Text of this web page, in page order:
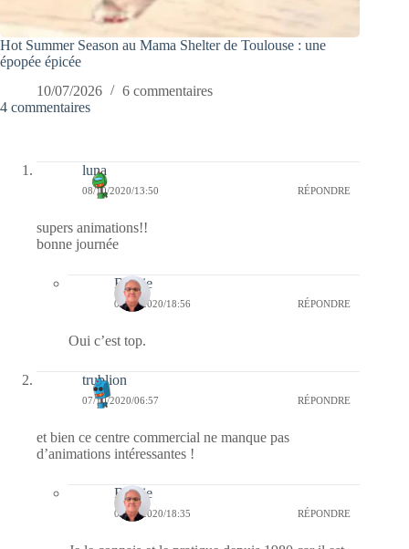
Hot Summer Season au Mama Shelter de Toulouse : une
épopée épicée
10/07/2026
6 commentaires
4 commentaires
luna
08/10/2020/13:50 RÉPONDRE
supers animations!!
bonne journée
Bernie
08/10/2020/18:56 RÉPONDRE
Oui c’est top.
trublion
07/10/2020/06:57 RÉPONDRE
et bien ce centre commercial ne manque pas
d’animations intéressantes !
Bernie
07/10/2020/18:35 RÉPONDRE